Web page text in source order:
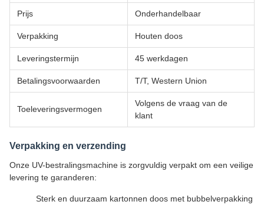
Prijs Onderhandelbaar
Verpakking Houten doos
Leveringstermijn 45 werkdagen
Betalingsvoorwaarden T/T, Western Union
Toeleveringsvermogen
Volgens de vraag van de
klant
Verpakking en verzending
Onze UV-bestralingsmachine is zorgvuldig verpakt om een veilige
levering te garanderen:
Sterk en duurzaam kartonnen doos met bubbelverpakking